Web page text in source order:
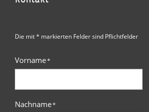
Die mit * markierten Felder sind Pflichtfelder
Vorname*
Nachname*